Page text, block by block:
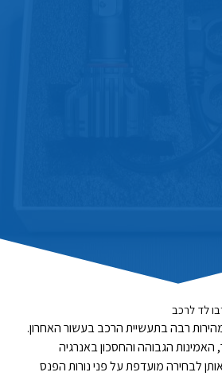
לד לרכב
רבה בתעשיית הרכב בעשור האחרון.
הגבוהה והחסכון באנרגיה
לבחירה מועדפת על פני נורות הפנס